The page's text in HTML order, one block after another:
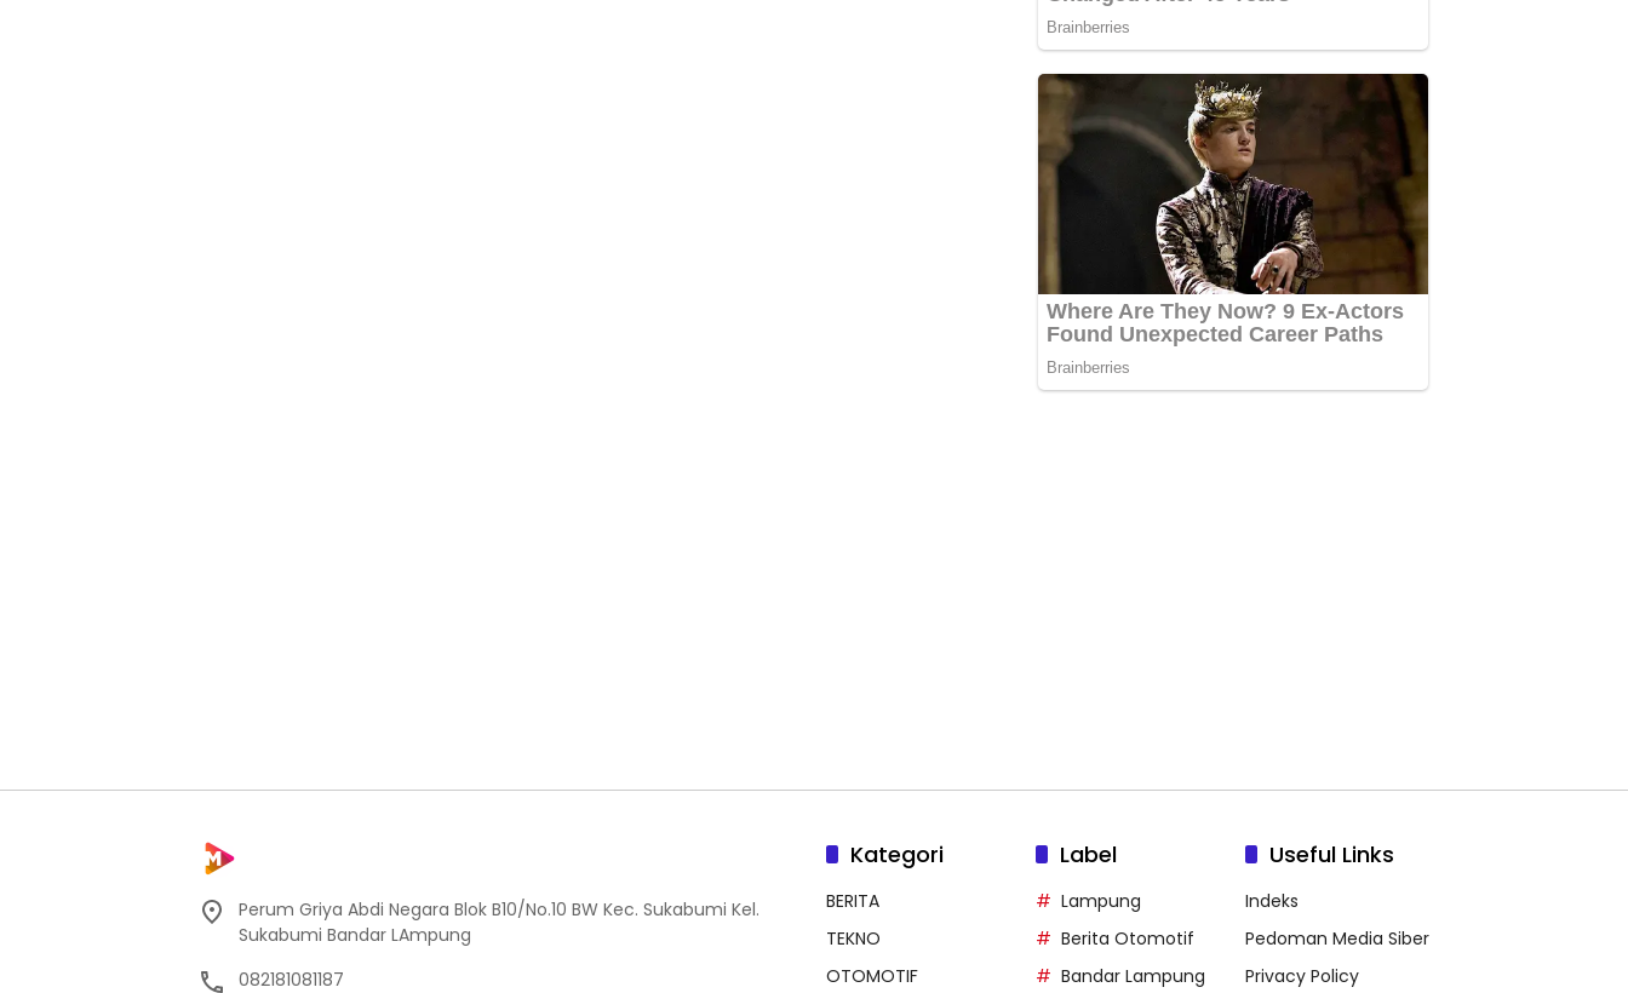
Perum Griya Abdi Negara Blok B10/No.10 BW Kec. Sukabumi Kel.
Sukabumi Bandar LAmpung
082181081187
Kategori
BERITA
TEKNO
OTOMOTIF
Label
Lampung
Berita Otomotif
Bandar Lampung
Useful Links
Indeks
Pedoman Media Siber
Privacy Policy